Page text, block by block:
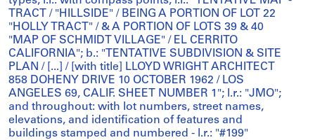
TRACT / "HILLSIDE" / BEING A PORTION OF LOT 22
"HOLLY TRACT" / & A PORTION OF LOTS 39 & 40
"MAP OF SCHMIDT VILLAGE" / EL CERRITO
CALIFORNIA"; b.: "TENTATIVE SUBDIVISION & SITE
PLAN / [...] / [with title] LLOYD WRIGHT ARCHITECT
858 DOHENY DRIVE 10 OCTOBER 1962 / LOS
ANGELES 69, CALIF. SHEET NUMBER 1"; l.r.: "JMO";
and throughout: with lot numbers, street names,
elevations, and identification of features and
buildings stamped and numbered - l.r.: "#199"